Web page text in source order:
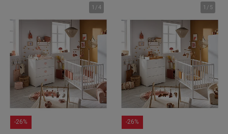
1 /4
-26%
1 / 5
-26%